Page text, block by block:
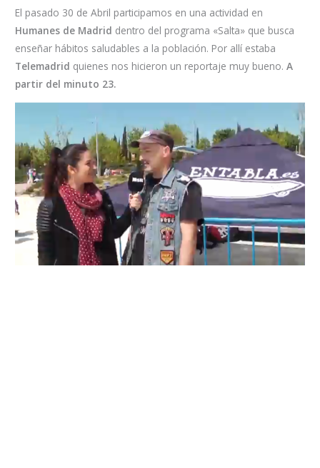
El pasado 30 de Abril participamos en una actividad en
Humanes de Madrid dentro del programa «Salta» que busca
enseñar hábitos saludables a la población. Por allí estaba
Telemadrid quienes nos hicieron un reportaje muy bueno.A
partir del minuto 23.